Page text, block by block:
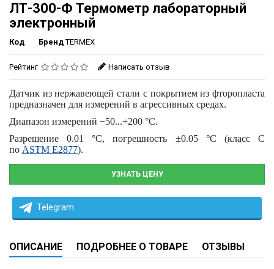
ЛТ-300-Ф Термометр лабораторный
электронный
Код Бренд TERMEX
Рейтинг Написать отзыв
Датчик из нержавеющей стали с покрытием из фторопласта
предназначен для измерений в агрессивных средах.
Диапазон измерений −50...+200 °С.
Разрешение0.01 °С, погрешность ±0.05 °С (класс С
по ASTM E2877).
УЗНАТЬ ЦЕНУ
Telegram
ОПИСАНИЕ ПОДРОБНЕЕ О ТОВАРЕ ОТЗЫВЫ